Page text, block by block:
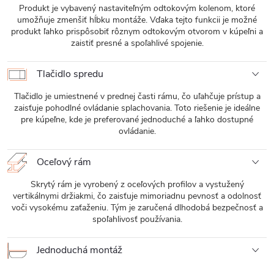
Produkt je vybavený nastaviteľným odtokovým kolenom, ktoré
umožňuje zmenšiť hĺbku montáže. Vďaka tejto funkcii je možné
produkt ľahko prispôsobiť rôznym odtokovým otvorom v kúpeľni a
zaistiť presné a spoľahlivé spojenie.
Tlačidlo spredu
Tlačidlo je umiestnené v prednej časti rámu, čo uľahčuje prístup a
zaisťuje pohodlné ovládanie splachovania. Toto riešenie je ideálne
pre kúpeľne, kde je preferované jednoduché a ľahko dostupné
ovládanie.
Oceľový rám
Skrytý rám je vyrobený z oceľových profilov a vystužený
vertikálnymi držiakmi, čo zaisťuje mimoriadnu pevnosť a odolnosť
voči vysokému zaťaženiu. Tým je zaručená dlhodobá bezpečnosť a
spoľahlivosť používania.
Jednoduchá montáž